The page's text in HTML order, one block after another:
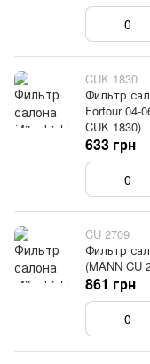
CUK 1830
Фильтр
Forfour 04-
CUK 1830)
633 грн
CU 2709
Фильтр
(MANN CU
861 грн